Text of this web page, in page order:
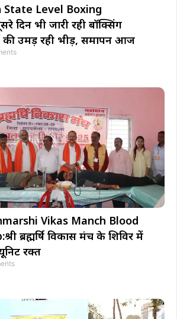
Level Boxing
दिन भी जारी रही बॉक्सिंग
की उमड़ रही भीड़, समापन आज
Vikas Manch Blood
ब्रह्मर्षि विकास मंच के शिविर में
रक्त